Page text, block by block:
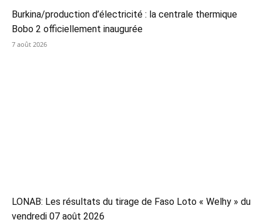
Burkina/production d’électricité : la centrale thermique
Bobo 2 officiellement inaugurée
7 août 2026
LONAB: Les résultats du tirage de Faso Loto « Welhy » du
vendredi 07 août 2026